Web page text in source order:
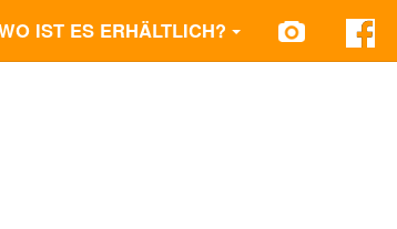
IST ES ERHÄLTLICH?